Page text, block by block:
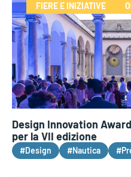
FIERE E INIZIATIVE
Design Innovation
per la VII edizione
#Design #Nautica